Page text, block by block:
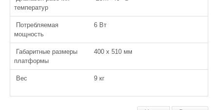
температур
Потребляемая
мощность
6 Вт
Габаритные размеры
платформы
400 x 510 мм
Вес 9 кг